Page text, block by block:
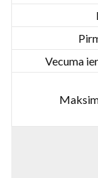
Vecuma